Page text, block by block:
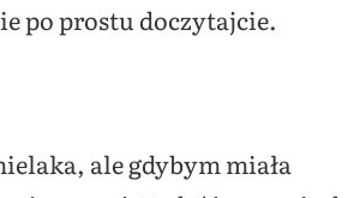
po prostu doczytajcie.
ale gdybym miała